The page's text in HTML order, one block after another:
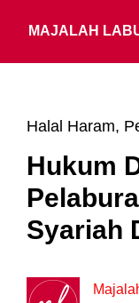
MAJALAH
Halal Haram,
Hukum
Syariah